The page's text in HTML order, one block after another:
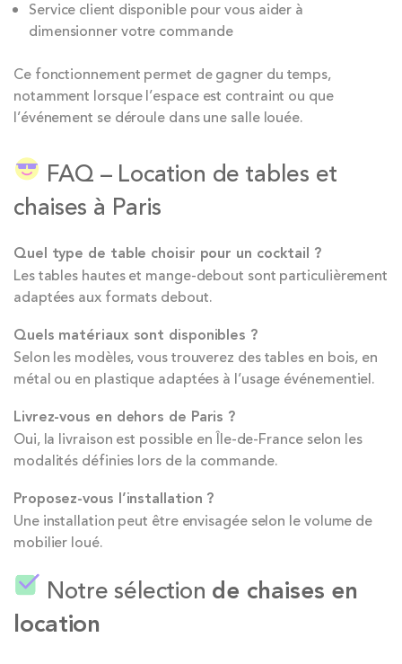
Service client disponible pour vous aider à
dimensionner votre commande
Ce fonctionnement permet de gagner du temps,
notamment lorsque l’espace est contraint ou que
l’événement se déroule dans une salle louée.
FAQ – Location de tables et
chaises à Paris
Quel type de table choisir pour un cocktail ?
Les tables hautes et mange-debout sont particulièrement
adaptées aux formats debout.
Quels matériaux sont disponibles ?
Selon les modèles, vous trouverez des tables en bois, en
métal ou en plastique adaptées à l’usage événementiel.
Livrez-vous en dehors de Paris ?
Oui, la livraison est possible en Île-de-France selon les
modalités définies lors de la commande.
Proposez-vous l’installation ?
Une installation peut être envisagée selon le volume de
mobilier loué.
Notre sélection de chaises en
location